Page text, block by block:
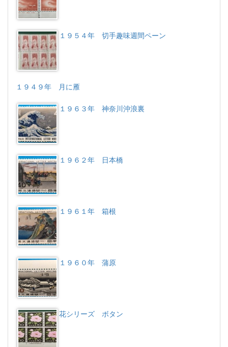
１９５４年 切手趣味週間ペーン
１９４９年 月に雁
１９６３年 神奈川沖浪裏
１９６２年 日本橋
１９６１年 箱根
１９６０年 蒲原
花シリーズ ボタン